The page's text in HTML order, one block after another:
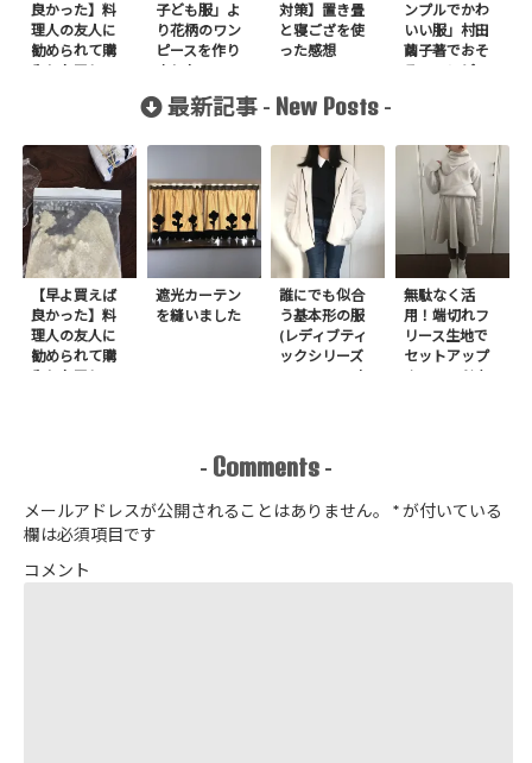
良かった】料
理人の友人に
勧められて購
入したアレ
子ども服」よ
り花柄のワン
ピースを作り
ました
対策】置き畳
と寝ござを使
った感想
ンプルでかわ
いい服」村田
繭子著でおそ
ろいワンピー
最新記事 - New Posts -
【早よ買えば
良かった】料
理人の友人に
勧められて購
入したアレ
遮光カーテン
を縫いました
誰にでも似合
う基本形の服
(レディブティ
ックシリーズ
no.8272) か
アップジャケ
ットを作りま
無駄なく活
用！端切れフ
リース生地で
セットアップ
＋スヌードを1
- Comments -
メールアドレスが公開されることはありません。 *が付いている
欄は必須項目です
コメント